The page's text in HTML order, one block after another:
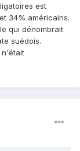
est
34% américains.
qui dénombrait
suédois.
n'était